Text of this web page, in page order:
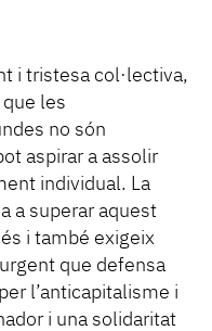
i tristesa col·lectiva,
que les
no són
aspirar a assolir
individual. La
a superar aquest
i també exigeix
que defensa
l’anticapitalisme i
i una solidaritat